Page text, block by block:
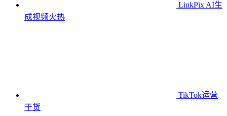
LinkPix AI生
成视频火热
TikTok运营
干货